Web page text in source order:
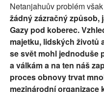
Netanjahuův problém
žádný zázračný způsob,
Gazy pod koberec.
majetku, lidských životů
se svět mohl jednoduše
a válkám a na ten náš
proces obnovy trvat
mezinárodní organizace